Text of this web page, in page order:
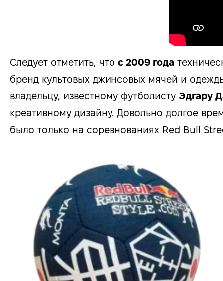
Следует отметить, что с 2009 года
бренд культовых джинсовых мячей и
владельцу, известному футболисту Эдгару
креативному дизайну. Довольно долгое
было только на соревнованиях Red Bull